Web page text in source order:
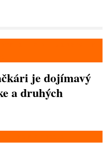
je dojímavý
a druhých